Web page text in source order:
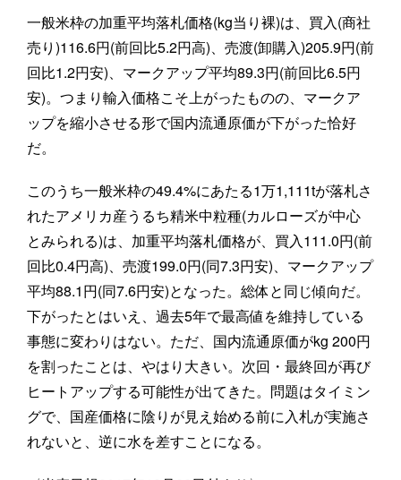
一般米枠の加重平均落札価格(kg当り裸)は、買入(商社
売り)116.6円(前回比5.2円高)、売渡(卸購入)205.9円(前
回比1.2円安)、マークアップ平均89.3円(前回比6.5円
安)。つまり輸入価格こそ上がったものの、マークア
ップを縮小させる形で国内流通原価が下がった恰好
だ。
このうち一般米枠の49.4%にあたる1万1,111tが落札さ
れたアメリカ産うるち精米中粒種(カルローズが中心
とみられる)は、加重平均落札価格が、買入111.0円(前
回比0.4円高)、売渡199.0円(同7.3円安)、マークアップ
平均88.1円(同7.6円安)となった。総体と同じ傾向だ。
下がったとはいえ、過去5年で最高値を維持している
事態に変わりはない。ただ、国内流通原価がkg 200円
を割ったことは、やはり大きい。次回・最終回が再び
ヒートアップする可能性が出てきた。問題はタイミン
グで、国産価格に陰りが見え始める前に入札が実施さ
れないと、逆に水を差すことになる。